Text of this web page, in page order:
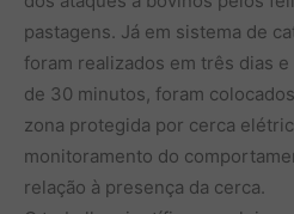
pastagens. Já em sistema de
foram realizados em três dias
de 30 minutos, foram
zona protegida por cerca
monitoramento do
relação à presença da cerca.